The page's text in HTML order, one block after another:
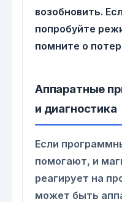
возобновить.
попробуйте
помните о
Аппаратные
и диагностика
Если
помогают, и
реагирует на
может быть